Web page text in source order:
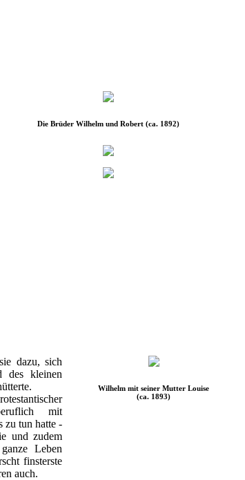
Die Brüder Wilhelm und Robert (ca. 1892)
dazu, sich
des kleinen
mit
zu tun hatte -
und zudem
Leben
finsterste
auch.
Wilhelm mit seiner Mutter Louise
(ca. 1893)